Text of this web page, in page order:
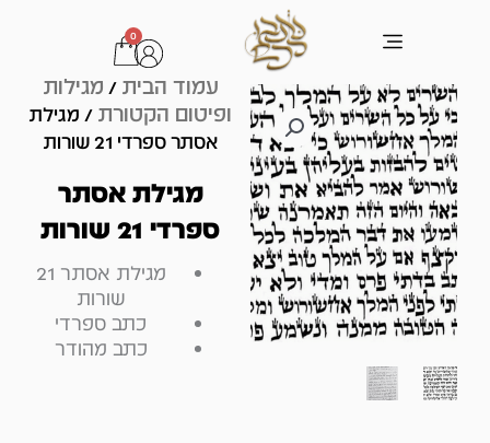
0
עגלת
קניותעמוד הבית / מגילות
ופיטום הקטורת / מגילת
אסתר ספרדי 21 שורות
מגילת אסתר
ספרדי 21 שורות
מגילת אסתר 21
שורות
כתב ספרדי
כתב מהודר